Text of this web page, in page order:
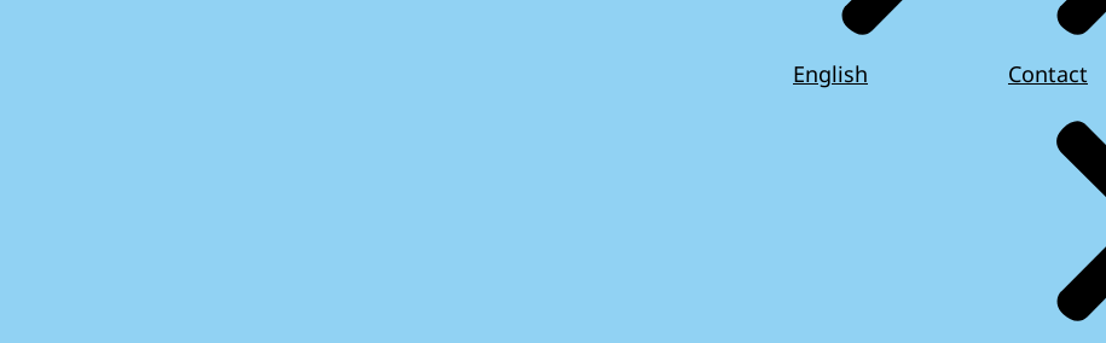
English Contact